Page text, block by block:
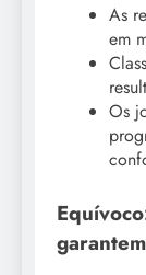
As
em
Os